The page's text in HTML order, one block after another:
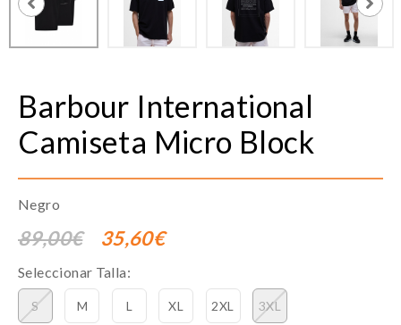
Barbour International
Camiseta Micro Block
Negro
89,00€ 35,60€
Seleccionar Talla:
S M L XL 2XL 3XL